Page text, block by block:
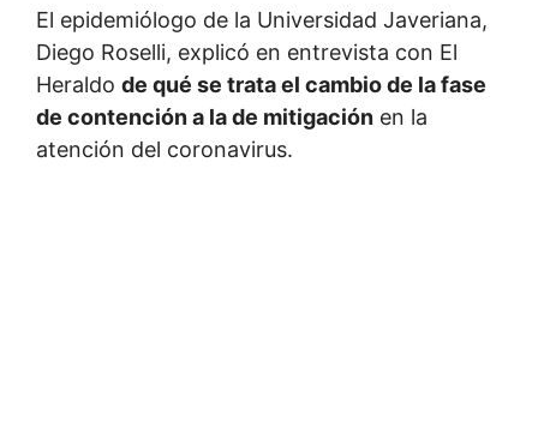
El epidemiólogo de la Universidad Javeriana,
Diego Roselli, explicó en entrevista con El
Heraldo de qué se trata el cambio de la fase
de contención a la de mitigación en la
atención del coronavirus.